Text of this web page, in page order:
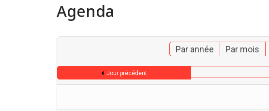
Agenda
Par année Par mois
Jour précédent